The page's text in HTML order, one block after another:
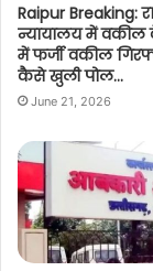
Raipur Breaking:
न्यायालय में वकील
में फर्जी वकील
कैसे खुली पोल…
June 21, 2026